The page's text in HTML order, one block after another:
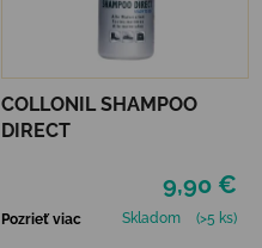
COLLONIL SHAMPOO
DIRECT
9,90 €
Pozrieť viac Skladom (>5 ks)